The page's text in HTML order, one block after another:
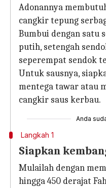
Adonannya
cangkir tepung
Bumbui dengan satu
putih, setengah
seperempat sendok
Untuk sausnya,
mentega tawar atau
cangkir saus kerbau.
Anda
Langkah 1
Siapkan
Mulailah dengan
hingga 450 derajat